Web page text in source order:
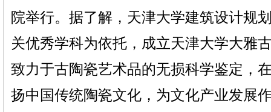
院举行。据了解，天津大学建筑设计规
关优秀学科为依托，成立天津大学大雅
致力于古陶瓷艺术品的无损科学鉴定，
扬中国传统陶瓷文化，为文化产业发展